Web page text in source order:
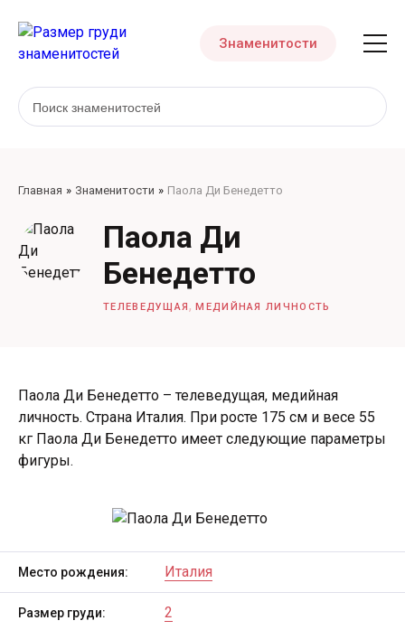
Знаменитости
Главная Знаменитости Паола Ди Бенедетто
Паола Ди
Бенедетто
ТЕЛЕВЕДУЩАЯ ,МЕДИЙНАЯ ЛИЧНОСТЬ
Паола Ди Бенедетто – телеведущая, медийная
личность. Страна Италия. При росте 175 см и весе 55
кг Паола Ди Бенедетто имеет следующие параметры
фигуры.
Место рождения: Италия
Размер груди: 2